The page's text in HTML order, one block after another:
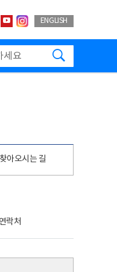
블로그
페이스북
유투브인스타그랩
ENGLISH
찾아오시는 길
락처